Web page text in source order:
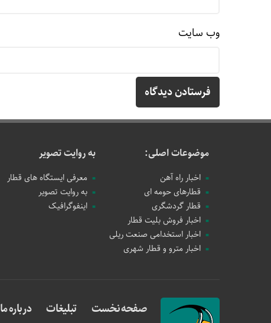
وب‌ سایت
موضوعات اصلی:
اخبار راه آهن
قطارهای حومه ای
قطار گردشگری
اخبار فروش بلیت قطار
اخبار استخدامی صنعت ریلی
اخبار مترو و قطار شهری
به روایت تصویر
معرفی ایستگاه های قطار
به روایت تصویر
اینفوگرافیک
صفحه نخست تبلیغات درباره ما